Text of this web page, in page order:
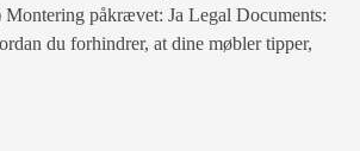
påkrævet: Ja Legal Documents:
du forhindrer, at dine møbler tipper,